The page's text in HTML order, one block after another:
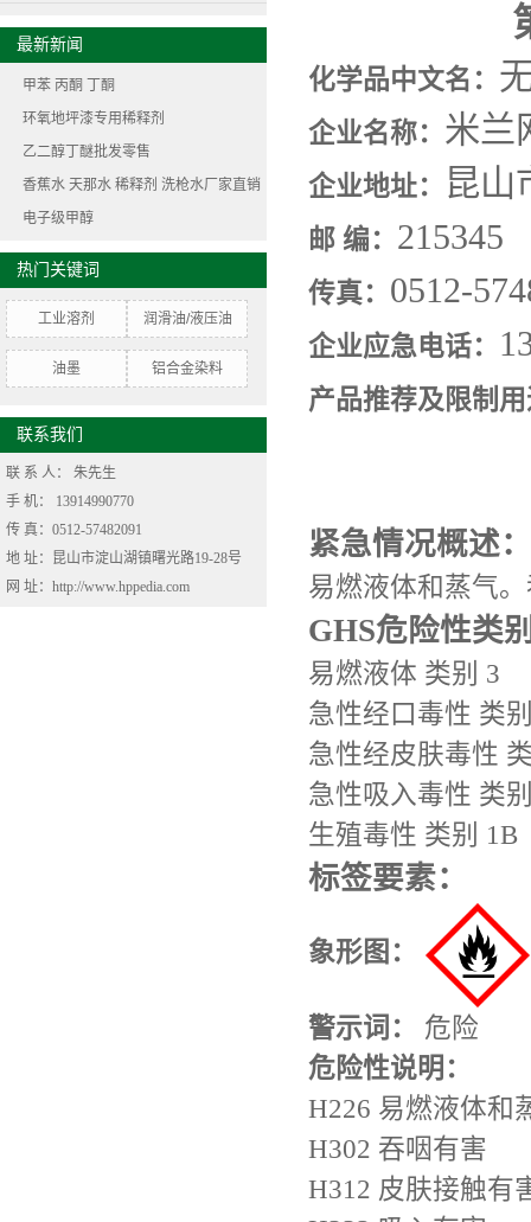
最新新闻
甲苯 丙酮 丁酮
环氧地坪漆专用稀释剂
乙二醇丁醚批发零售
香蕉水 天那水 稀释剂 洗枪水厂家直销
电子级甲醇
热门关键词
工业溶剂 润滑油/液压油
油墨 铝合金染料
联系我们
联 系 人：
朱先生
手 机：
13914990770
传 真：0512-57482091
地 址：昆山市淀山湖镇曙光路19-28号
网 址：http://www.hppedia.com
化学品中文名：
企业名称： 米兰
企业地址： 昆山
邮 编： 215345
传真： 0512-
企业应急电话：
产品推荐及限制
紧急情况概述：
易燃液体和蒸气
GHS危险性类
易燃液体 类别 3
急性经口毒性 类
急性经皮肤毒性
急性吸入毒性 类
生殖毒性 类别 1B
标签要素：
象形图：
警示词：
危险
危险性说明：
H226 易燃液体和
H302 吞咽有害
H312 皮肤接触有